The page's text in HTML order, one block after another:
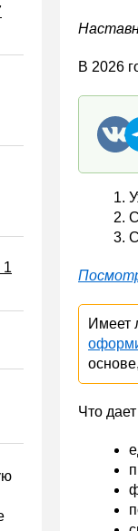
1
В 2026
Имеет
основе,
Что